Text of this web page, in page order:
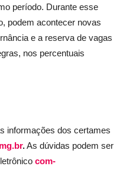
período. Durante esse
podem acontecer novas
e a reserva de vagas
nos percentuais
informações dos certames
.As dúvidas podem ser
com-